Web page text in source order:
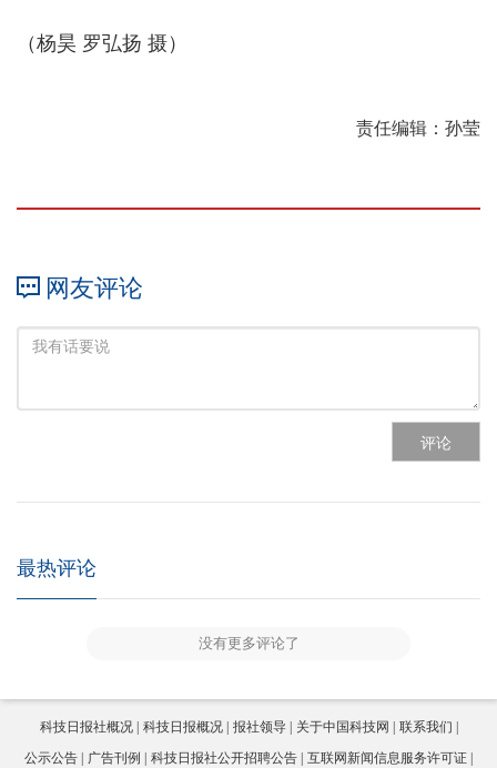
（杨昊 罗弘扬 摄）
责任编辑：孙莹
网友评论
评论
最热评论
没有更多评论了
科技日报社概况 科技日报概况 报社领导 关于中国科技网
联系我们
公示公告
广告刊例 科技日报社公开招聘公告 互联网新闻信息服务许可证